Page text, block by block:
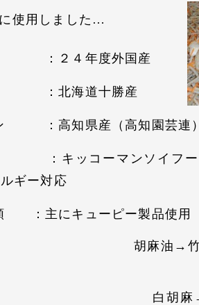
使用しました…
２４年度外国産
北海道十勝産
：高知県産（高知園芸連
キッコーマンソイフーズ
ギー対応
：主にキューピー製品
竹本油脂（
麻